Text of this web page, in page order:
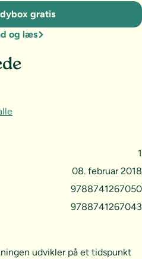
1
08. februar 2018
9788741267050
9788741267043
gratis
og læs
udvikler på et tidspunkt